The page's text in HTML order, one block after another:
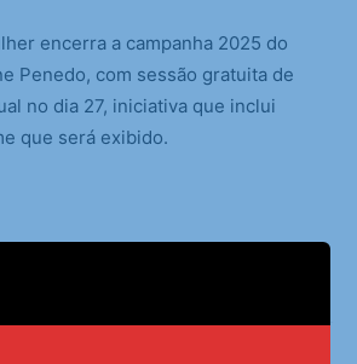
encerra a campanha 2025 do
Penedo, com sessão gratuita de
no dia 27, iniciativa que inclui
que será exibido.